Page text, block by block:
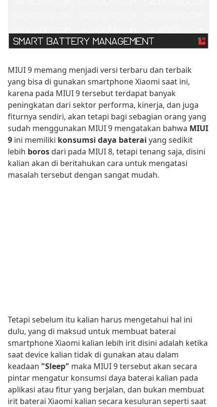
MIUI 9 memang menjadi versi terbaru dan terbaik
yang bisa di gunakan smartphone Xiaomi saat ini,
karena pada MIUI 9 tersebut terdapat banyak
peningkatan dari sektor performa, kinerja, dan juga
fiturnya sendiri, akan tetapi bagi sebagian orang yang
sudah menggunakan MIUI 9 mengatakan bahwa MIUI
9 ini memiliki konsumsi daya baterai yang sedikit
lebih boros dari pada MIUI 8, tetapi tenang saja, disini
kalian akan di beritahukan cara untuk mengatasi
masalah tersebut dengan sangat mudah.
Tetapi sebelum itu kalian harus mengetahui hal ini
dulu, yang di maksud untuk membuat baterai
smartphone Xiaomi kalian lebih irit disini adalah ketika
saat device kalian tidak di gunakan atau dalam
keadaan "Sleep" maka MIUI 9 tersebut akan secara
pintar mengatur konsumsi daya baterai kalian pada
aplikasi atau fitur yang berjalan, dan bukan membuat
irit baterai Xiaomi kalian secara kesuluran seperti saat